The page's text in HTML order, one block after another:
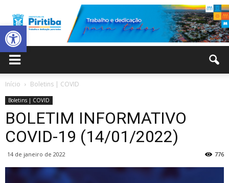
Abrir a barra de ferramentas
Municipal
Início Boletins | COVID
Boletins | COVID
BOLETIM INFORMATIVO
COVID-19 (14/01/2022)
14 de janeiro de 2022 776